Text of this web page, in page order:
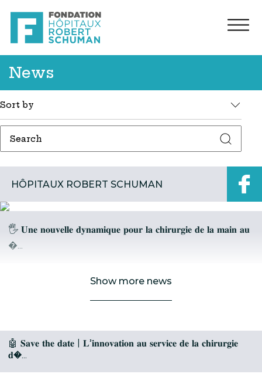
News
Sort by
HÔPITAUX ROBERT SCHUMAN
🖐️ 𝐔𝐧𝐞 𝐧𝐨𝐮𝐯𝐞𝐥𝐥𝐞 𝐝𝐲𝐧𝐚𝐦𝐢𝐪𝐮𝐞 𝐩𝐨𝐮𝐫 𝐥𝐚 𝐜𝐡𝐢𝐫𝐮𝐫𝐠𝐢𝐞 𝐝𝐞 𝐥𝐚 𝐦𝐚𝐢𝐧 𝐚𝐮
�...
🤖 𝐒𝐚𝐯𝐞 𝐭𝐡𝐞 𝐝𝐚𝐭𝐞 | 𝐋’𝐢𝐧𝐧𝐨𝐯𝐚𝐭𝐢𝐨𝐧 𝐚𝐮 𝐬𝐞𝐫𝐯𝐢𝐜𝐞 𝐝𝐞 𝐥𝐚 𝐜𝐡𝐢𝐫𝐮𝐫𝐠𝐢𝐞
𝐝�...
Show more news